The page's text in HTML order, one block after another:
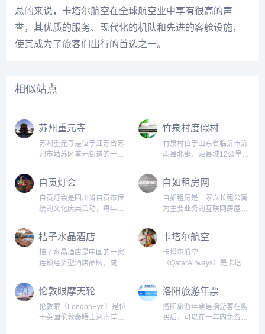
总的来说，卡塔尔航空在全球航空业中享有很高的声
誉，其优质的服务、现代化的机队和先进的客舱设施，
使其成为了旅客们出行的首选之一。
相似站点
苏州重元寺
苏州重元寺是位于江苏省苏
州市姑苏区重元街道的一座
文物保护单位之一。重元寺
原名菩提寺，后因重修时立
有“大慈重元”石碑而改名。
竹泉村度假村
竹泉村位于山东省临沂市沂
南县北部，距县城12公里。
里，泉依山出，竹因泉生。
自元明以来，村民绕泉而
居，砌石为房，农耕为
自贡灯会
自贡灯会是四川省自贡市传
统的文化庆典活动，每年都
内的街道、广场和公园都会
被装饰成五彩缤纷、璀璨夺
目的灯海，让整个城市沉
自如租房网
自如租房是一家以长租公寓
为主要业务的互联网房屋租
个城市开设了160多个分
站。自如租房致力于为互联
网、金融行业以及短期驻京
桔子水晶酒店
桔子水晶酒店是中国的一家
连锁经济型酒店品牌，成立
便捷、高品质的住宿体验，
是中国领先的经济型酒店品
牌之一。...
卡塔尔航空
卡塔尔航空
（QatarAirways）是卡塔尔
德国际机场。该公司成立于
1993年，是世界上最年轻的
主要航空公司之一。卡塔尔
伦敦眼摩天轮
伦敦眼（LondonEye）是位
于英国伦敦泰晤士河南岸的
洛阳旅游年票
洛阳旅游年票是指游客在购
买后，可以在一年内免费进